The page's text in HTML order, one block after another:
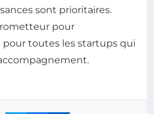
sont prioritaires.
pour
pour toutes les startups qui